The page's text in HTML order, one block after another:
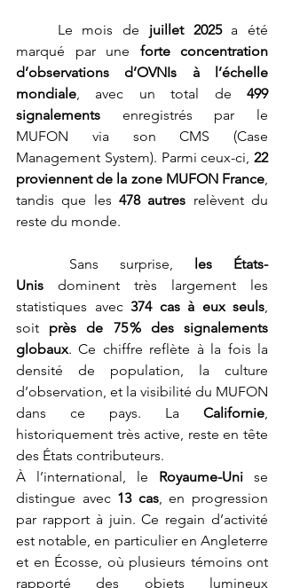
	Le mois de
juillet 2025 a été
marqué par une forte concentration
d’observations d’OVNIs à l’échelle
mondiale , avec un total de 499
signalements enregistrés par le
MUFON via son CMS (Case
Management System). Parmi ceux-ci, 22
proviennent de la zone MUFON France
tandis que les 478 autres relèvent du
	Sans surprise,
les États-
Unis dominent très largement les
statistiques avec 374 cas à eux seuls
soit près de 75 % des signalements
globaux. Ce chiffre reflète à la fois la
densité de population, la culture
d’observation, et la visibilité du MUFON
dans ce pays. La Californie
historiquement très active, reste en tête
des États contributeurs.
À l’international, le Royaume-Uni se
distingue avec 13 cas, en progression
par rapport à juin. Ce regain d’activité
est notable, en particulier en Angleterre
et en Écosse, où plusieurs témoins ont
rapporté des objets lumineux